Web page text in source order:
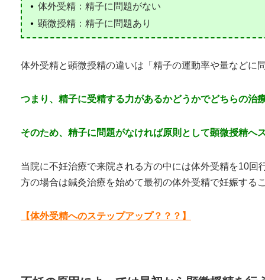
体外受精：精子に問題がない
顕微授精：精子に問題あり
体外受精と顕微授精の違いは「精子の運動率や量などに
つまり、精子に受精する力があるかどうかでどちらの治
そのため、精子に問題がなければ原則として顕微授精へ
当院に不妊治療で来院される方の中には体外受精を10
方の場合は鍼灸治療を始めて最初の体外受精で妊娠する
【体外受精へのステップアップ？？？】